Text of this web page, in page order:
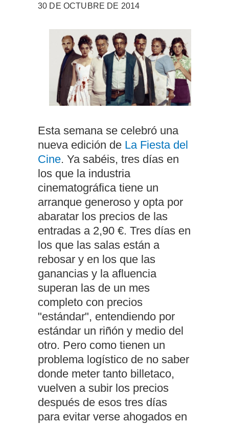
30 DE OCTUBRE DE 2014
Esta semana se celebró una
nueva edición de La Fiesta del
Cine. Ya sabéis, tres días en
los que la industria
cinematográfica tiene un
arranque generoso y opta por
abaratar los precios de las
entradas a 2,90 €. Tres días en
los que las salas están a
rebosar y en los que las
ganancias y la afluencia
superan las de un mes
completo con precios
"estándar", entendiendo por
estándar un riñón y medio del
otro. Pero como tienen un
problema logístico de no saber
donde meter tanto billetaco,
vuelven a subir los precios
después de esos tres días
para evitar verse ahogados en